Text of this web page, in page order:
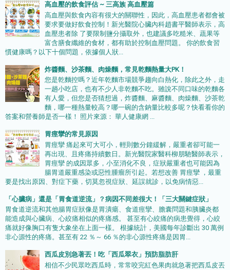
高血壓的飲食評估 ~ 三高族 高血壓篇
高血壓與飲食內容有很大的關聯性，因此，高血壓患者都會被
要求要做好飲食控制！新光醫院心臟內科趙書平醫師表示，高
血壓患者除 了要限制鹽分攝取外，也建議多吃糙米、蔬果等
富含膳食纖維的食材，都有助於控制血壓問題。 你的飲食習
慣健康嗎？以下十個問題，依據個人狀...
炸醬麵、沙茶麵、肉燥麵，常見乾麵熱量大PK！
您是乾麵控嗎？近年乾麵市場競爭趨向白熱化，除此之外，走
一趟小吃店，也有不少人非乾麵不吃。雖說不同口味的乾麵各
有人愛，但您是否猜想過，炸醬麵、麻醬麵、肉燥麵、沙茶乾
麵，哪一種熱量較高？哪一碗的含鈉量比較多呢？快看看你的
答案和營養師是否一樣！ 照片來源： 華人健康網 ...
胃痙攣的常見原因
胃痙攣 痛起來可大可小，輕則數分鐘緩解，嚴重者卻可能一
再出現、且疼痛持續數日。新光醫院家醫科柳朋馳醫師表示，
胃痙攣 的成因眾多，小至消化不良，症狀嚴重者也可能因為
腸胃道嚴重感染或惡性腫瘤所引起。若想改善 胃痙攣 ，最重
要是找出原因、對症下藥，切莫忽視症狀、延誤就診，以免病情惡...
「心臟病」還是「胃食道逆流」？病因不同差很大！「三大關鍵症狀」
胃食道逆流和其他腸胃症狀像是胃潰瘍、食道痙攣、膽囊問題和胰臟炎都
能造成與心臟病、心絞痛相似的疼痛感。 甚至有心絞痛的病患覺得，心絞
痛就好像胸口有隻大象坐在上面一樣。 根據統計，美國每年診斷出 30 萬例
非心源性的疼痛。甚至有 22 ％～ 66 ％的非心源性疼痛是因胃...
西瓜皮別急著丟！吃「西瓜翠衣」預防脂肪肝
相信不少民眾吃西瓜時，常常咬完紅色果肉就急著把西瓜皮丟